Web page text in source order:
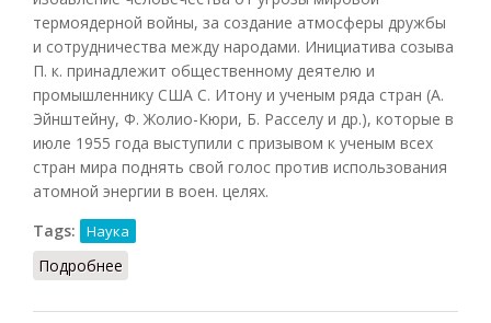
термоядерной войны, за создание атмосферы дружбы
и сотрудничества между народами. Инициатива созыва
П. к. принадлежит общественному деятелю и
промышленнику США С. Итону и ученым ряда стран (А.
Эйнштейну, Ф. Жолио-Кюри, Б. Расселу и др.), которые в
июле 1955 года выступили с призывом к ученым всех
стран мира поднять свой голос против использования
атомной энергии в воен. целях.
Tags:
Наука
Подробнее